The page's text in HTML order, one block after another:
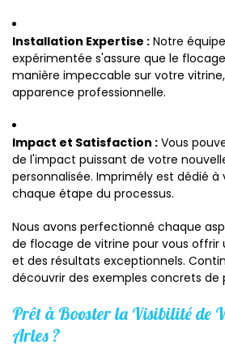
Installation Expertise : Notre
expérimentée s'assure que le
manière impeccable sur votre
apparence professionnelle.
Impact et Satisfaction : Vous
de l'impact puissant de votre
personnalisée. Imprimély est dédié
chaque étape du processus.
Nous avons perfectionné chaque
de flocage de vitrine pour vous offrir
et des résultats exceptionnels.
découvrir des exemples concrets de
Prêt à Booster la Visibilité de
Arles ?